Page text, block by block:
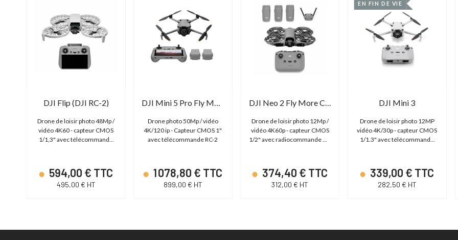
DJI Flip (DJI RC-2)
Drone de loisir photo 48Mp /
vidéo 4K60 - capteur CMOS
1/1,3" avec télécommande
594,00 € TTC
495,00 € HT
DJI Mini 5 Pro Fly More Combo avec DJI RC 2
Drone photo 50Mp / vidéo
4K/120 ip - Capteur CMOS 1"
avec télécommande RC-2
1 078,80 € TTC
899,00 € HT
DJI Neo 2 Fly More Combo (avec radio RC-N3)
Drone de loisir photo 12Mp /
vidéo 4K60p - capteur CMOS
1/2" avec radiocommande DJI
374,40 € TTC
312,00 € HT
EN FIN DE VIE
DJI Mini 3
Drone de loisir photo 12MP
vidéo 4K/30p - capteur CMOS
1/1.3" avec télécommande
339,00 € TTC
282,50 € HT